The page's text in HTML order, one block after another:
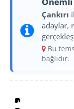
Çankırı
adaylar,
Bu
bağlıdır.
+